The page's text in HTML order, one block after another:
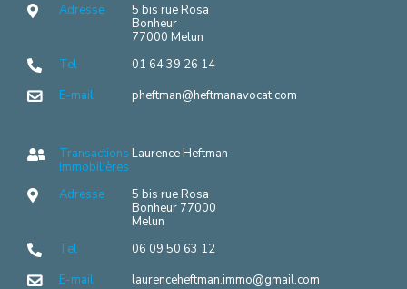
Adresse
5 bis rue Rosa
Bonheur
77000 Melun
Tel
01 64 39 26 14
E-mail
pheftman@heftmanavocat.com
Transactions
Immobilières
Laurence Heftman
Adresse
5 bis rue Rosa
Bonheur 77000
Melun
Tel
06 09 50 63 12
E-mail
laurenceheftman.immo@gmail.com